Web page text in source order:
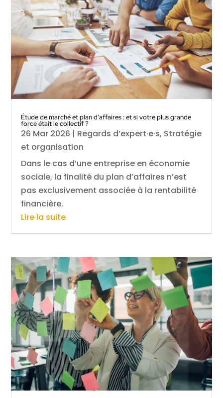
Étude de marché et plan d’affaires : et si votre plus grande
force était le collectif ?
26 Mar 2026 | Regards d’expert·e·s, Stratégie
et organisation
Dans le cas d’une entreprise en économie
sociale, la finalité du plan d’affaires n’est
pas exclusivement associée à la rentabilité
financière.
Lire la suite